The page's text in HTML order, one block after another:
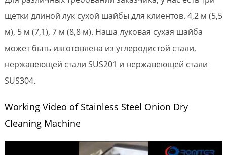
щетки длиной лук сухой шайбы для клиентов. 4,2 м (5,5
м), 5 м (7,1), 7 м (8,8 м). Наша луковая сухая шайба
может быть изготовлена из углеродистой стали,
нержавеющей стали SUS201 и нержавеющей стали
SUS304.
Working Video of Stainless Steel Onion Dry
Cleaning Machine